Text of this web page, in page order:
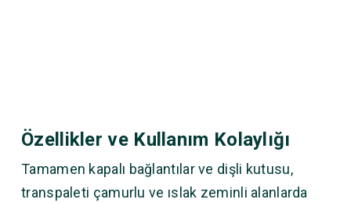
Özellikler ve Kullanım Kolaylığı
Tamamen kapalı bağlantılar ve dişli kutusu,
transpaleti çamurlu ve ıslak zeminli alanlarda